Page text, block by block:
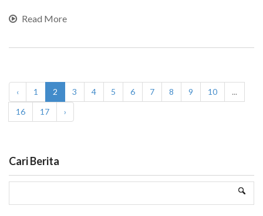
Read More
‹ 1 2 3 4 5 6 7 8 9 10
...
16
17 ›
Cari Berita